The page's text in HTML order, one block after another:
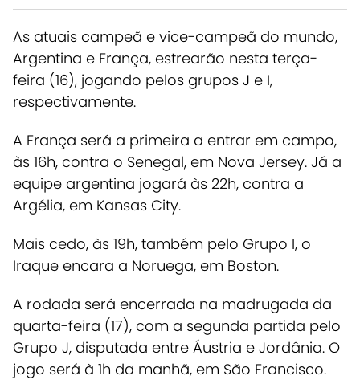
As atuais campeã e vice-campeã do mundo,
Argentina e França, estrearão nesta terça-
feira (16), jogando pelos grupos J e I,
respectivamente.
A França será a primeira a entrar em campo,
às 16h, contra o Senegal, em Nova Jersey. Já a
equipe argentina jogará às 22h, contra a
Argélia, em Kansas City.
Mais cedo, às 19h, também pelo Grupo I, o
Iraque encara a Noruega, em Boston.
A rodada será encerrada na madrugada da
quarta-feira (17), com a segunda partida pelo
Grupo J, disputada entre Áustria e Jordânia. O
jogo será à 1h da manhã, em São Francisco.